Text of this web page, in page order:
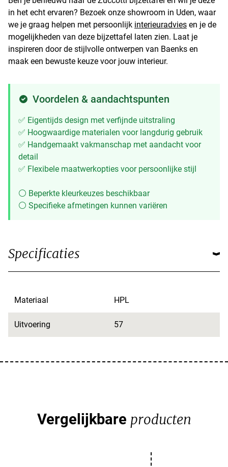
in het echt ervaren? Bezoek onze showroom in Uden, waar
we je graag helpen met persoonlijk interieuradvies en je de
mogelijkheden van deze bijzettafel laten zien. Laat je
inspireren door de stijlvolle ontwerpen van Baenks en
maak een bewuste keuze voor jouw interieur.
Voordelen & aandachtspunten
✅ Eigentijds design met verfijnde uitstraling
✅ Hoogwaardige materialen voor langdurig gebruik
✅ Handgemaakt vakmanschap met aandacht voor
detail
✅ Flexibele maatwerkopties voor persoonlijke stijl
⚪ Beperkte kleurkeuzes beschikbaar
⚪ Specifieke afmetingen kunnen variëren
Specificaties
Materiaal HPL
Uitvoering 57
Vergelijkbare producten